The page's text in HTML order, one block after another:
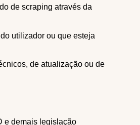
de scraping através da
utilizador ou que esteja
de atualização ou de
e demais legislação